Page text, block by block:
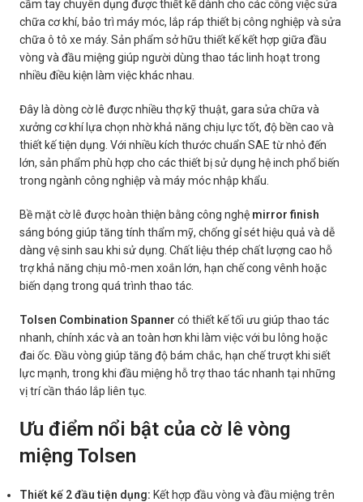
cầm tay chuyên dụng được thiết kế dành cho các công việc sửa
chữa cơ khí, bảo trì máy móc, lắp ráp thiết bị công nghiệp và sửa
chữa ô tô xe máy. Sản phẩm sở hữu thiết kế kết hợp giữa đầu
vòng và đầu miệng giúp người dùng thao tác linh hoạt trong
nhiều điều kiện làm việc khác nhau.
Đây là dòng cờ lê được nhiều thợ kỹ thuật, gara sửa chữa và
xưởng cơ khí lựa chọn nhờ khả năng chịu lực tốt, độ bền cao và
thiết kế tiện dụng. Với nhiều kích thước chuẩn SAE từ nhỏ đến
lớn, sản phẩm phù hợp cho các thiết bị sử dụng hệ inch phổ biến
trong ngành công nghiệp và máy móc nhập khẩu.
Bề mặt cờ lê được hoàn thiện bằng công nghệ mirror finish
sáng bóng giúp tăng tính thẩm mỹ, chống gỉ sét hiệu quả và dễ
dàng vệ sinh sau khi sử dụng. Chất liệu thép chất lượng cao hỗ
trợ khả năng chịu mô-men xoắn lớn, hạn chế cong vênh hoặc
biến dạng trong quá trình thao tác.
Tolsen Combination Spanner có thiết kế tối ưu giúp thao tác
nhanh, chính xác và an toàn hơn khi làm việc với bu lông hoặc
đai ốc. Đầu vòng giúp tăng độ bám chắc, hạn chế trượt khi siết
lực mạnh, trong khi đầu miệng hỗ trợ thao tác nhanh tại những
vị trí cần tháo lắp liên tục.
Ưu điểm nổi bật của cờ lê vòng
miệng Tolsen
Thiết kế 2 đầu tiện dụng: Kết hợp đầu vòng và đầu miệng trên